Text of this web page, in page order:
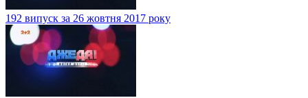
192 випуск за 26 жовтня 2017 року